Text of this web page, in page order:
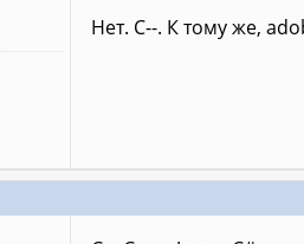
Нет. С--. К тому же,